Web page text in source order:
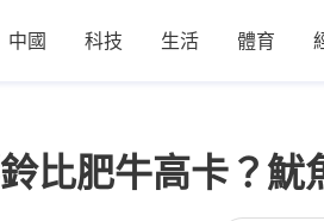
中國 科技 生活 體育
比肥牛高卡？魷